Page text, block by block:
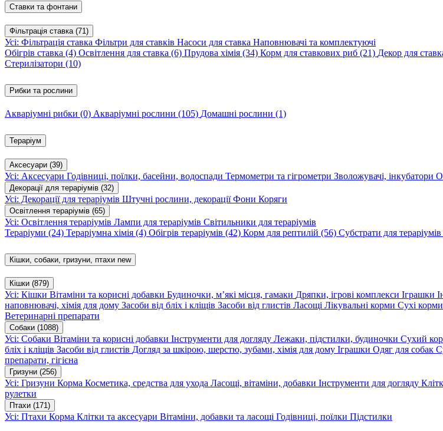
Ставки та фонтани
Фільтрація ставка (71)
Усі: Фільтрація ставка Фільтри для ставків Насоси для ставка Наповнювачі та комплектуючі
Обігрів ставка (4) Освітлення для ставка (6) Прудова хімія (34) Корм для ставкових риб (21) Декор для
Стерилізатори (10)
Рибки та рослини
Акваріумні рибки (0) Акваріумні рослини (105) Домашні рослини (1)
Тераріум
Аксесуари (39)
Усі: Аксесуари Годівниці, поїлки, басейни, водоспади Термометри та гігрометри Зволожувачі, інкубатори
Декорації для тераріумів (32)
Усі: Декорації для тераріумів Штучні рослини, декораціїФони Коряги
Освітлення тераріумів (65)
Усі: Освітлення тераріумів Лампи для тераріумів Світильники для тераріумів
Тераріуми (24) Тераріумна хімія (4) Обігрів тераріумів (42) Корм для рептилій (56) Субстрати для тераріумів
Кішки, собаки, гризуни, птахи new
Кішки (879)
Усі: Кішки Вітаміни та корисні добавки Будиночки, м’які місця, гамаки Дряпки, ігрові комплекси Іграшки
наповнювачі, хімія для дому Засоби від бліх і кліщів Засоби від глистів Ласощі Лікувальні корми Сухі
Ветеринарні препарати
Собаки (1088)
Усі: Собаки Вітаміни та корисні добавки Інструменти для догляду Лежаки, підстилки, будиночки Сухий
бліх і кліщів Засоби від глистів Догляд за шкірою, шерстю, зубами, хімія для дому Іграшки Одяг для собак
препарати, гігієна
Гризуни (256)
Усі: Гризуни Корма Косметика, средства для ухода Ласощі, вітаміни, добавки Інструменти для догляду
рулетки
Птахи (171)
Усі: Птахи Корма Клітки та аксесуари Вітаміни, добавки та ласощі Годівниці, поїлки Підстилки